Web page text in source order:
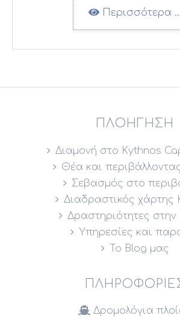
Περισσότερα
ΠΛΟΉΓΗΣΗ
Διαμονή στο Kythnos
Θέα και
Σεβασμός στο
Διαδραστικός χάρτης
Δραστηριότητες στην
Υπηρεσίες και
Το Blog μας
Δρομολόγια